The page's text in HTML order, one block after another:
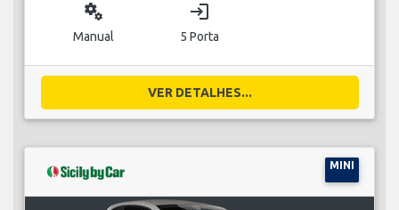
miscellaneous_services
Manual
login
5 Porta
VER DETALHES...
MINI